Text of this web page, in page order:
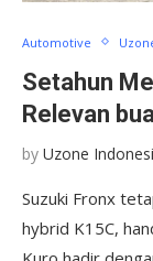
Automotive
Setahun
Relevan
by Uzone
Suzuki Fronx
hybrid K15C,